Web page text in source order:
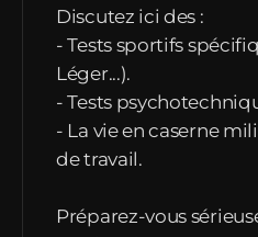
Discutez ici des :
- Tests sportifs
Léger...).
- Tests
- La vie en caserne
de travail.
Préparez-vous